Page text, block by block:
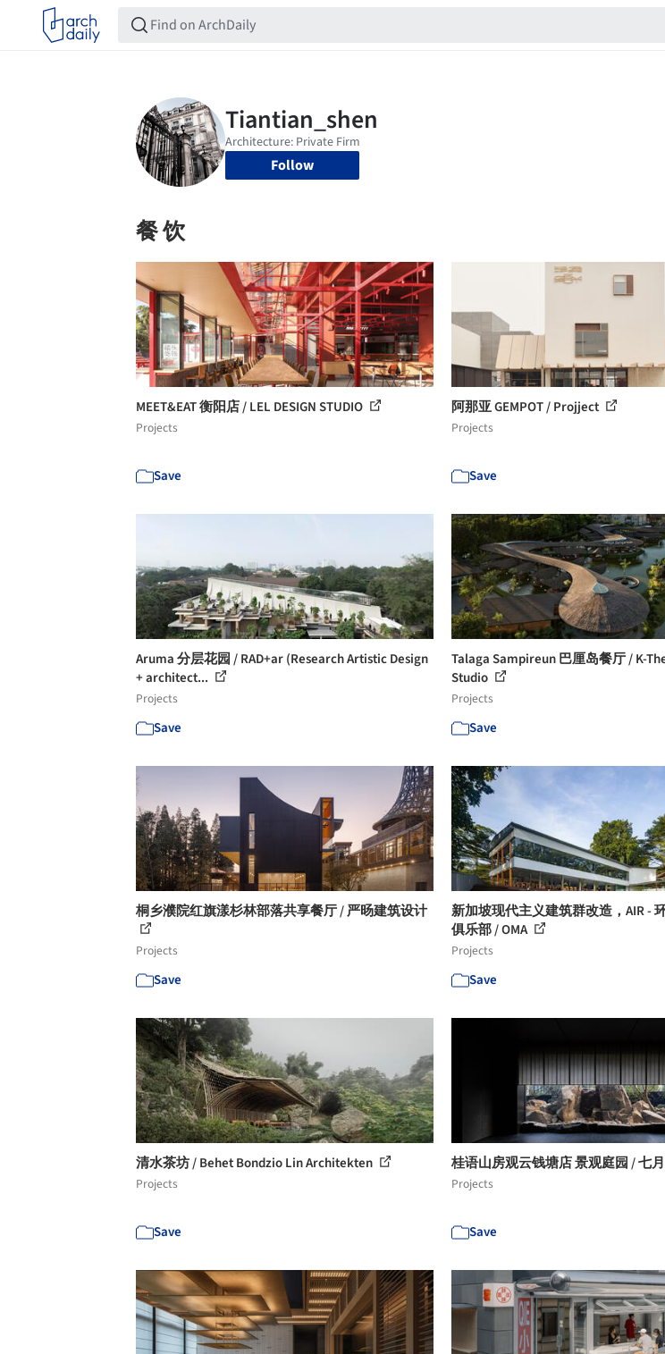
Follow
餐 饮
MEET&EAT 衡阳店 / LEL DESIGN STUDIO
Projects
Save
阿那亚 GEMPOT / Projject
Projects
Save
Aruma 分层花园 / RAD+ar (Research Artistic Design
+ architect...
Projects
Save
Talaga Sampireun 巴厘岛餐厅 / K-
Studio
Projects
Save
桐乡濮院红旗漾杉林部落共享餐厅 / 严旸建筑设计
Projects
Save
新加坡现代主义建筑群改造，AIR -
俱乐部 / OMA
Projects
Save
清水茶坊 / Behet Bondzio Lin Architekten
Projects
Save
桂语山房观云钱塘店 景观庭园 / 七
Projects
Save